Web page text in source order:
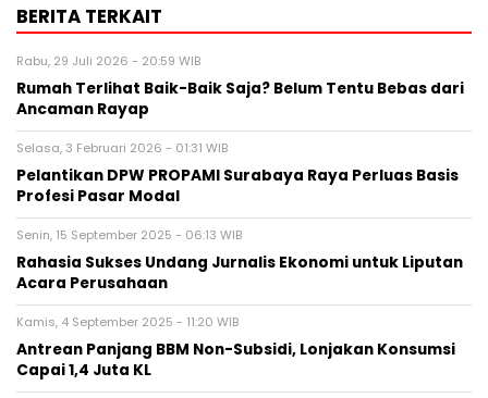
BERITA TERKAIT
Rabu, 29 Juli 2026 - 20:59 WIB
Rumah Terlihat Baik-Baik Saja? Belum Tentu Bebas dari
Ancaman Rayap
Selasa, 3 Februari 2026 - 01:31 WIB
Pelantikan DPW PROPAMI Surabaya Raya Perluas Basis
Profesi Pasar Modal
Senin, 15 September 2025 - 06:13 WIB
Rahasia Sukses Undang Jurnalis Ekonomi untuk Liputan
Acara Perusahaan
Kamis, 4 September 2025 - 11:20 WIB
Antrean Panjang BBM Non-Subsidi, Lonjakan Konsumsi
Capai 1,4 Juta KL